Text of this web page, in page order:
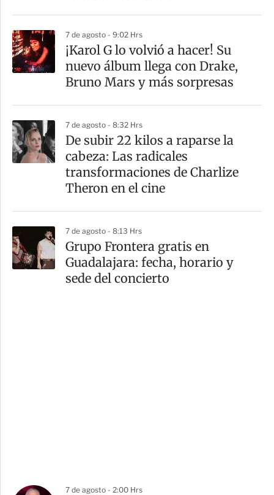
7 de agosto - 9:02 Hrs
¡Karol G lo volvió a hacer! Su
nuevo álbum llega con Drake,
Bruno Mars y más sorpresas
7 de agosto - 8:32 Hrs
De subir 22 kilos a raparse la
cabeza: Las radicales
transformaciones de Charlize
Theron en el cine
7 de agosto - 8:13 Hrs
Grupo Frontera gratis en
Guadalajara: fecha, horario y
sede del concierto
7 de agosto - 2:00 Hrs